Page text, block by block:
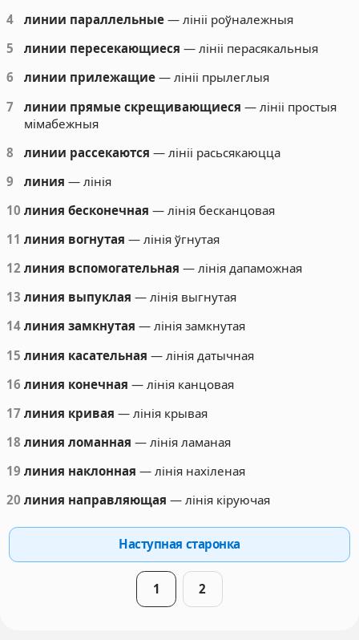
4
линии параллельные — лініі роўналежныя
5
линии пересекающиеся — лініі перасякальныя
6
линии прилежащие — лініі прылеглыя
7
линии прямые скрещивающиеся — лініі простыя
мімабежныя
8
линии рассекаются — лініі расьсякаюцца
9
линия — лінія
10 линия бесконечная — лінія бесканцовая
11 линия вогнутая — лінія ўгнутая
12 линия вспомогательная — лінія дапаможная
13 линия выпуклая — лінія выгнутая
14 линия замкнутая — лінія замкнутая
15 линия касательная — лінія датычная
16 линия конечная — лінія канцовая
17 линия кривая — лінія крывая
18 линия ломанная — лінія ламаная
19 линия наклонная — лінія нахіленая
20 линия направляющая — лінія кіруючая
Наступная старонка
1 2